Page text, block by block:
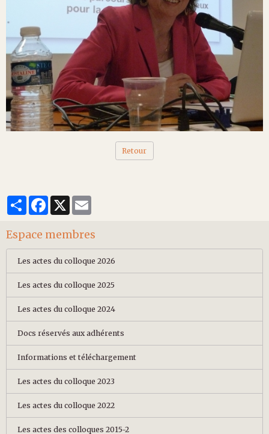
Retour
PartagerFacebook
X
Espace membres
Les actes du colloque 2026
Les actes du colloque 2025
Les actes du colloque 2024
Docs réservés aux adhérents
Informations et téléchargement
Les actes du colloque 2023
Les actes du colloque 2022
Les actes des colloques 2015-2